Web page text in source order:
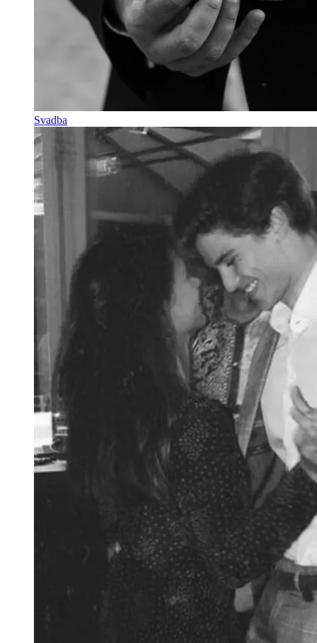
Svadba